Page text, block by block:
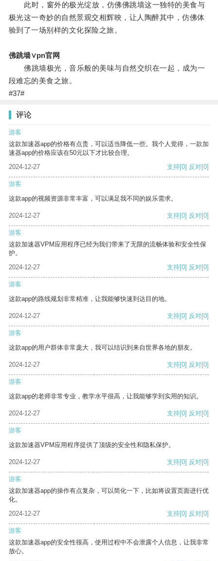
此时，窗外的极光绽放，仿佛佛跳墙这一独特的美食与
极光这一奇妙的自然景观交相辉映，让人陶醉其中，仿佛体
验到了一场别样的文化探险之旅。
佛跳墙∨pn官网
佛跳墙极光，音乐般的美味与自然交织在一起，成为一
段难忘的美食之旅。
#37#
评论
游客
这款加速器app的价格有点贵，可以适当降低一些。我个人觉得，一款加
速器app的价格应该在50元以下才比较合理。
2024-12-27
支持[0] 反对[0]
游客
这款app的视频资源非常丰富，可以满足我不同的娱乐需求。
2024-12-27 支持[0] 反对[0]
游客
这款加速器VPM应用程序已经为我们带来了无限的流畅体验和安全性保
护。
2024-12-27
支持[0] 反对[0]
游客
这款app的路线规划非常精准，让我能够快速到达目的地。
2024-12-27 支持[0] 反对[0]
游客
这款app的用户群体非常庞大，我可以结识到来自世界各地的朋友。
2024-12-27 支持[0] 反对[0]
游客
这款app的老师非常专业，教学水平很高，让我能够学到实用的知识。
2024-12-27 支持[0] 反对[0]
游客
这款加速器VPM应用程序提供了顶级的安全性和隐私保护。
2024-12-27 支持[0] 反对[0]
游客
这款加速器app的操作有点复杂，可以简化一下，比如将设置页面进行优
化。
2024-12-27
支持[0] 反对[0]
游客
这款加速器app的安全性很高，使用过程中不会泄露个人信息，让我非常
放心。